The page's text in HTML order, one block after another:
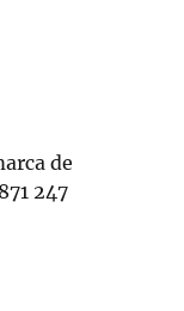
de
247